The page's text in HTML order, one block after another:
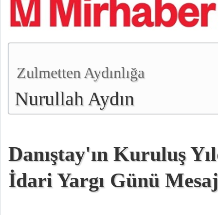
Zulmetten Aydınlığa
Nurullah Aydın
Danıştay'ın Kuruluş
İdari Yargı Günü